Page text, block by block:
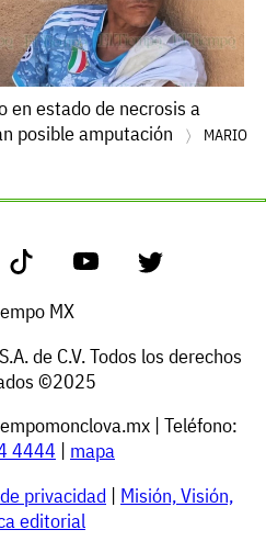
en estado de necrosis a
posible amputación
MARIO
MX
de C.V. Todos los derechos
©2025
| Teléfono:
4444 | mapa
privacidad | Misión, Visión,
editorial